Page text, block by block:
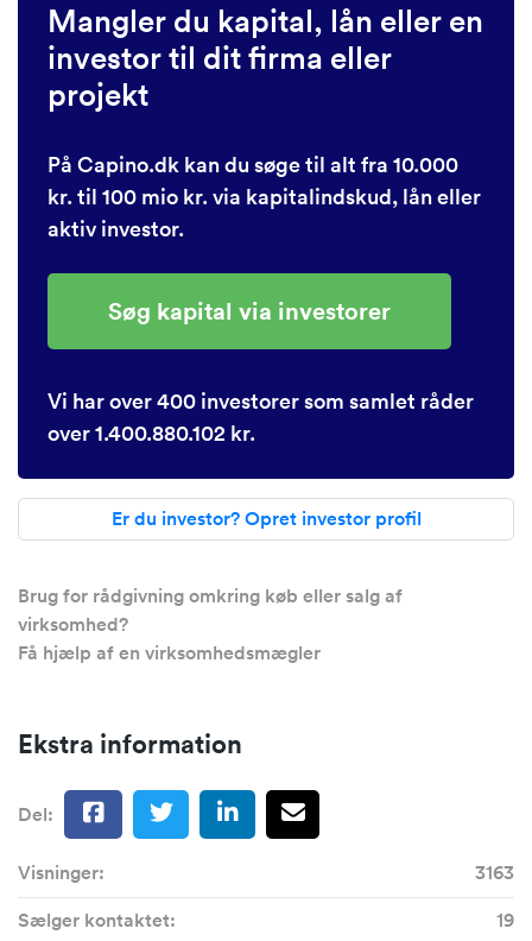
Mangler du kapital, lån eller en
investor til dit firma eller
projekt
På Capino.dk kan du søge til alt fra 10.000
kr. til 100 mio kr. via kapitalindskud, lån eller
aktiv investor.
Søg kapital via investorer
Vi har over 400 investorer som samlet råder
over 1.400.880.102 kr.
Er du investor? Opret investor profil
Brug for rådgivning omkring køb eller salg af
virksomhed?
Få hjælp af en virksomhedsmægler
Ekstra information
Del:
Visninger:
3163
Sælger kontaktet:
19